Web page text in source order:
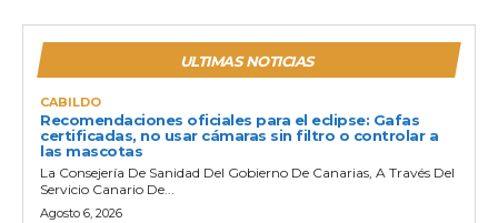
ULTIMAS NOTICIAS
CABILDO
Recomendaciones oficiales para el eclipse: Gafas
certificadas, no usar cámaras sin filtro o controlar a
las mascotas
La Consejería De Sanidad Del Gobierno De Canarias, A Través Del
Servicio Canario De...
Agosto 6, 2026